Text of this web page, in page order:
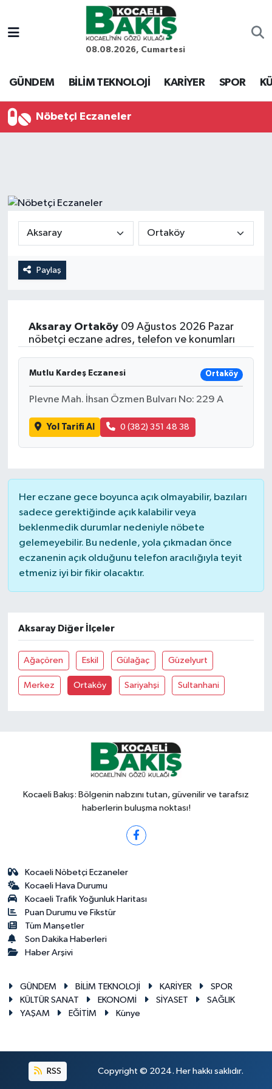
08.08.2026, Cumartesi
GÜNDEM BİLİM TEKNOLOJİ KARİYER SPOR
Nöbetçi Eczaneler
Paylaş
Aksaray Ortaköy09 Ağustos 2026 Pazar
nöbetçi eczane adres, telefon ve konumları
Mutlu Kardeş Eczanesi Ortaköy
Plevne Mah. İhsan Özmen Bulvarı No: 229 A
Yol Tarifi Al 0 (382) 351 48 38
Her eczane gece boyunca açık olmayabilir, bazıları
sadece gerektiğinde açık kalabilir veya
beklenmedik durumlar nedeniyle nöbete
gelemeyebilir. Bu nedenle, yola çıkmadan önce
eczanenin açık olduğunu telefon aracılığıyla teyit
etmeniz iyi bir fikir olacaktır.
Aksaray Diğer İlçeler
Ağaçören Eskil Gülağaç Güzelyurt
Merkez Ortaköy Sariyahşi Sultanhani
Kocaeli Bakış: Bölgenin nabzını tutan, güvenilir ve tarafsız
haberlerin buluşma noktası!
Kocaeli Nöbetçi Eczaneler
Kocaeli Hava Durumu
Kocaeli Trafik Yoğunluk Haritası
Puan Durumu ve Fikstür
Tüm Manşetler
Son Dakika Haberleri
Haber Arşivi
GÜNDEM BİLİM TEKNOLOJİ KARİYER
SPOR
KÜLTÜR SANAT
EKONOMİ SİYASET
SAĞLIK
YAŞAM
EĞİTİM Künye
RSS Copyright © 2024. Her hakkı saklıdır.
Kocaeli Nöbetçi Eczaneler
Kocaeli Hava Durumu
Son Dakika Haberleri
Haber Arşivi